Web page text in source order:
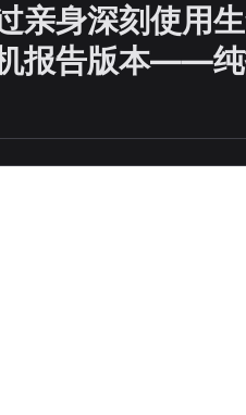
亲身深刻使用
报告版本——纯